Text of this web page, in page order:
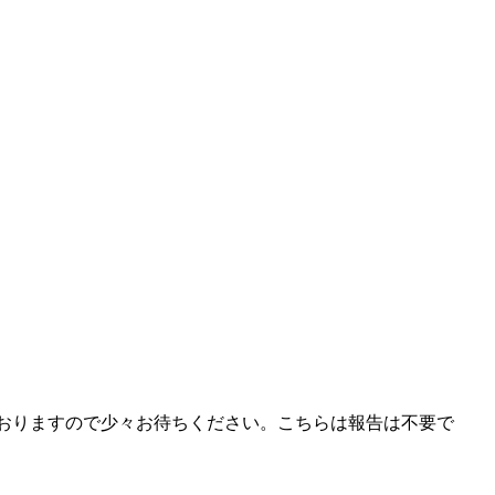
りますので少々お待ちください。こちらは報告は不要で